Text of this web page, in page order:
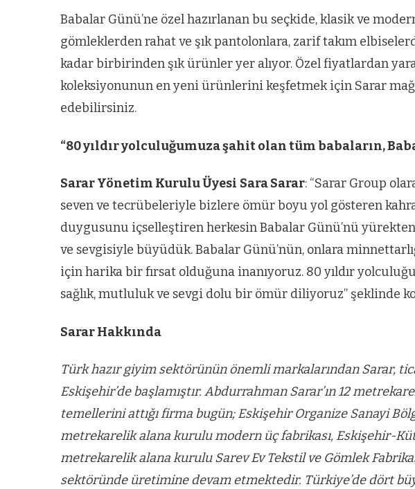
Babalar Günü’ne özel hazırlanan bu seçkide, klasik ve
gömleklerden rahat ve şık pantolonlara, zarif takım
kadar birbirinden şık ürünler yer alıyor. Özel fiyatlardan
koleksiyonunun en yeni ürünlerini keşfetmek için Sarar
edebilirsiniz.
“80 yıldır yolculuğumuza şahit olan tüm babaların,
Sarar Yönetim Kurulu Üyesi Sara Sarar: “Sarar Group
seven ve tecrübeleriyle bizlere ömür boyu yol gösteren
duygusunu içselleştiren herkesin Babalar Günü’nü
ve sevgisiyle büyüdük. Babalar Günü’nün, onlara
için harika bir fırsat olduğuna inanıyoruz. 80 yıldır
sağlık, mutluluk ve sevgi dolu bir ömür diliyoruz” şeklinde
Sarar Hakkında
Türk hazır giyim sektörünün önemli markalarından Sarar,
Eskişehir’de başlamıştır. Abdurrahman Sarar’ın 12
temellerini attığı firma bugün; Eskişehir Organize Sanayi
metrekarelik alana kurulu modern üç fabrikası, Eskişehir-
metrekarelik alana kurulu Sarev Ev Tekstil ve Gömlek
sektöründe üretimine devam etmektedir. Türkiye’de dört